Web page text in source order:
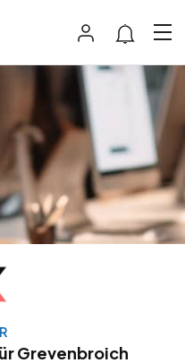
Grevenbroich